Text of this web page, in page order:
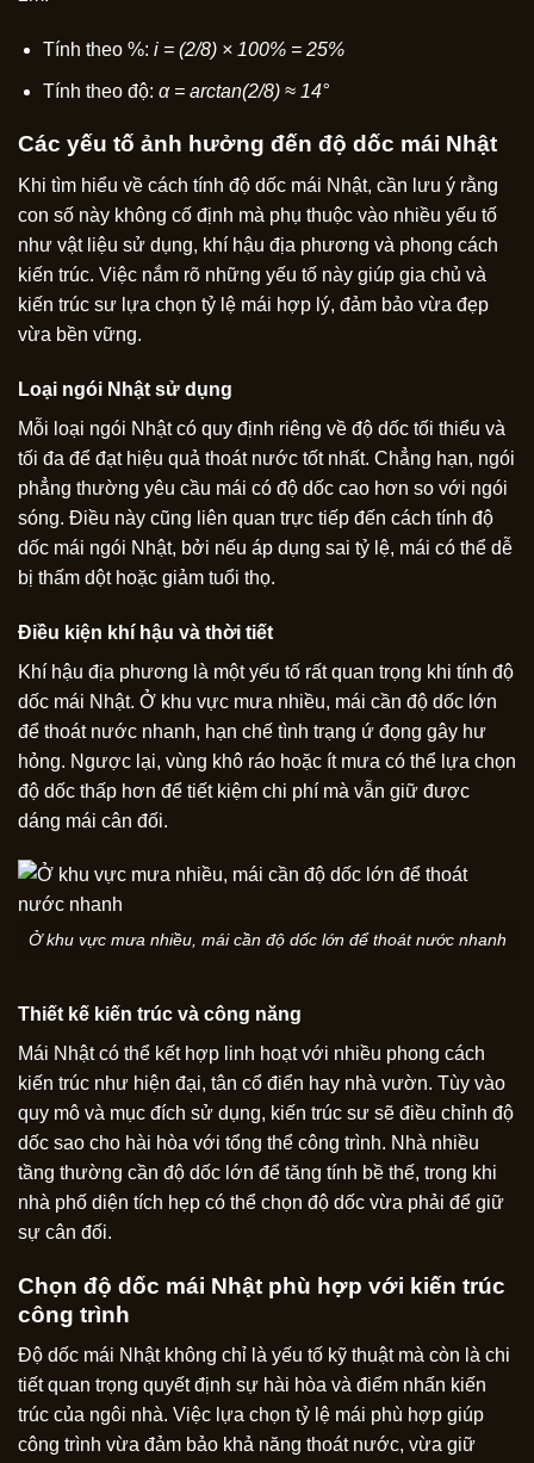
Tính theo %: i = (2/8) × 100% = 25%
Tính theo độ: α = arctan(2/8) ≈ 14°
Các yếu tố ảnh hưởng đến độ dốc mái Nhật
Khi tìm hiểu về cách tính độ dốc mái Nhật, cần lưu ý rằng
con số này không cố định mà phụ thuộc vào nhiều yếu tố
như vật liệu sử dụng, khí hậu địa phương và phong cách
kiến trúc. Việc nắm rõ những yếu tố này giúp gia chủ và
kiến trúc sư lựa chọn tỷ lệ mái hợp lý, đảm bảo vừa đẹp
vừa bền vững.
Loại ngói Nhật sử dụng
Mỗi loại ngói Nhật có quy định riêng về độ dốc tối thiểu và
tối đa để đạt hiệu quả thoát nước tốt nhất. Chẳng hạn, ngói
phẳng thường yêu cầu mái có độ dốc cao hơn so với ngói
sóng. Điều này cũng liên quan trực tiếp đến cách tính độ
dốc mái ngói Nhật, bởi nếu áp dụng sai tỷ lệ, mái có thể dễ
bị thấm dột hoặc giảm tuổi thọ.
Điều kiện khí hậu và thời tiết
Khí hậu địa phương là một yếu tố rất quan trọng khi tính độ
dốc mái Nhật. Ở khu vực mưa nhiều, mái cần độ dốc lớn
để thoát nước nhanh, hạn chế tình trạng ứ đọng gây hư
hỏng. Ngược lại, vùng khô ráo hoặc ít mưa có thể lựa chọn
độ dốc thấp hơn để tiết kiệm chi phí mà vẫn giữ được
dáng mái cân đối.
Ở khu vực mưa nhiều, mái cần độ dốc lớn để thoát nước nhanh
Thiết kế kiến trúc và công năng
Mái Nhật có thể kết hợp linh hoạt với nhiều phong cách
kiến trúc như hiện đại, tân cổ điển hay nhà vườn. Tùy vào
quy mô và mục đích sử dụng, kiến trúc sư sẽ điều chỉnh độ
dốc sao cho hài hòa với tổng thể công trình. Nhà nhiều
tầng thường cần độ dốc lớn để tăng tính bề thế, trong khi
nhà phố diện tích hẹp có thể chọn độ dốc vừa phải để giữ
sự cân đối.
Chọn độ dốc mái Nhật phù hợp với kiến trúc
công trình
Độ dốc mái Nhật không chỉ là yếu tố kỹ thuật mà còn là chi
tiết quan trọng quyết định sự hài hòa và điểm nhấn kiến
trúc của ngôi nhà. Việc lựa chọn tỷ lệ mái phù hợp giúp
công trình vừa đảm bảo khả năng thoát nước, vừa giữ